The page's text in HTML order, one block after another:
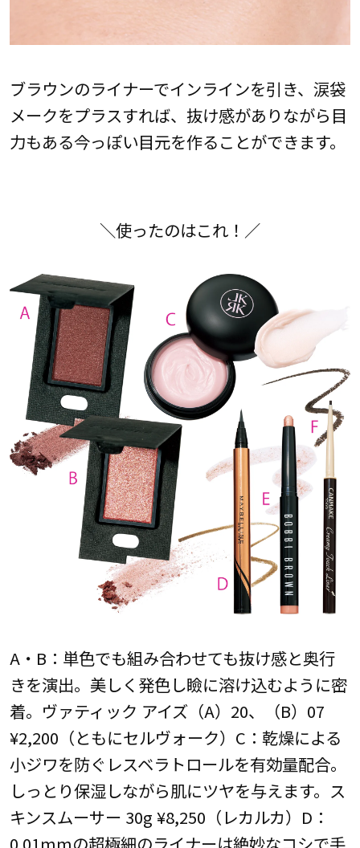
ブラウンのライナーでインラインを引き、涙袋
メークをプラスすれば、抜け感がありながら目
力もある今っぽい目元を作ることができます。
＼使ったのはこれ！／
A・B：単色でも組み合わせても抜け感と奥行
きを演出。美しく発色し瞼に溶け込むように密
着。ヴァティック アイズ（A）20、（B）07
¥2,200（ともにセルヴォーク）C：乾燥による
小ジワを防ぐレスベラトロールを有効量配合。
しっとり保湿しながら肌にツヤを与えます。ス
キンスムーサー 30g ¥8,250（レカルカ）D：